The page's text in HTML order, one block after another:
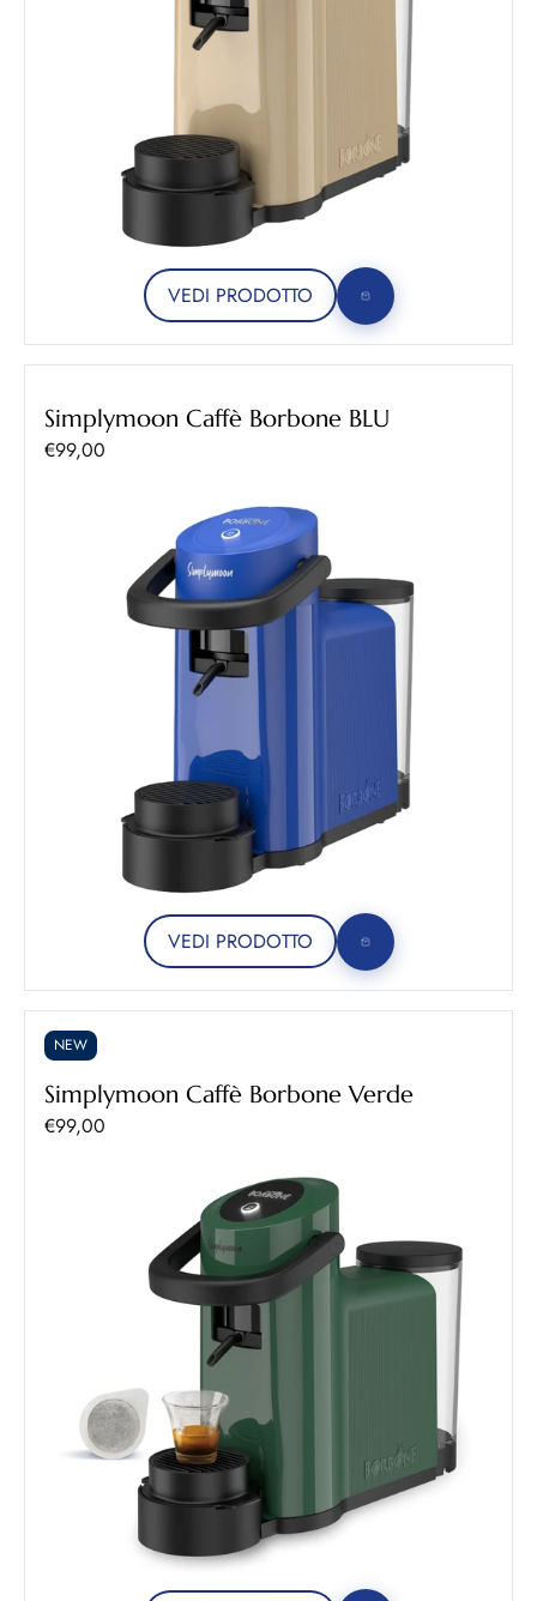
VEDI PRODOTTO
Simplymoon Caffè Borbone BLU
Prezzo scontato
€99,00
VEDI PRODOTTO
NEW
Simplymoon Caffè Borbone Verde
Prezzo scontato
€99,00